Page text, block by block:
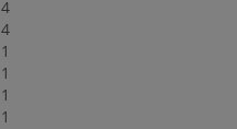
4
4
1
1
1
1